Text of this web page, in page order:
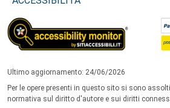
Ultimo aggiornamento: 24/06/2026
Per le opere presenti in questo sito si sono
normativa sul diritto d'autore e sui diritti